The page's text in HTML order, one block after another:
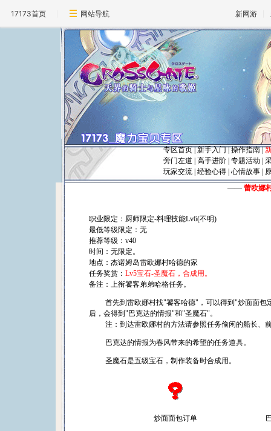
17173首页 网站导航 新网游
专区首页|新手入门|操作指南|
旁门左道
高手进阶 专题活动
玩家交流 经验心得 心情故事
――蕾欧娜
职业限定：厨师限定-料理技能Lv6(不明)
最低等级限定：无
推荐等级：v40
时间：无限定。
地点：杰诺姆岛雷欧娜村哈德的家
任务奖赏： Lv5宝石-圣魔石，合成用。
备注：上衔饕客弟弟哈格任务。
首先到雷欧娜村找"饕客哈德"，可以得到"炒面面包
后，会得到"巴克达的情报"和"圣魔石"。
注：到达雷欧娜村的方法请参照任务偷闲的船长、
巴克达的情报为春风带来的希望的任务道具。
圣魔石是五级宝石，制作装备时合成用。
炒面面包订单